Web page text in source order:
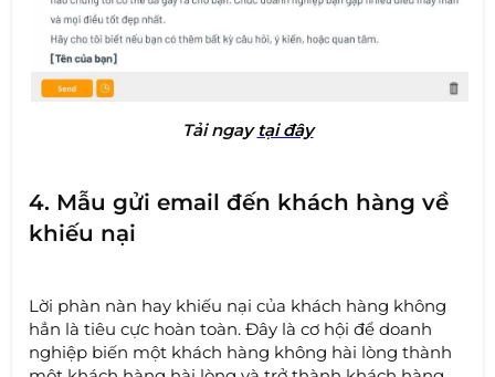
Tải ngay tại đây
4. Mẫu gửi email đến khách hàng về
khiếu nại
Lời phàn nàn hay khiếu nại của khách hàng không
hẳn là tiêu cực hoàn toàn. Đây là cơ hội để doanh
nghiệp biến một khách hàng không hài lòng thành